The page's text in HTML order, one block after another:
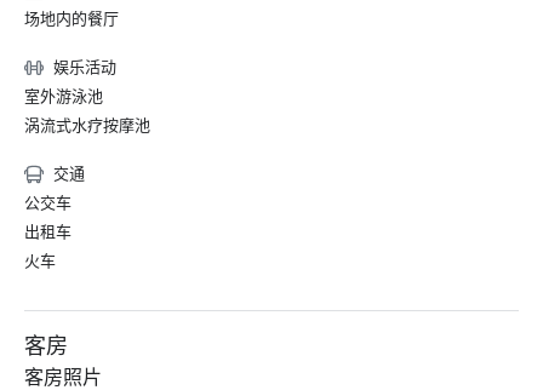
场地内的餐厅
娱乐活动
室外游泳池
涡流式水疗按摩池
交通
公交车
出租车
火车
客房
客房照片